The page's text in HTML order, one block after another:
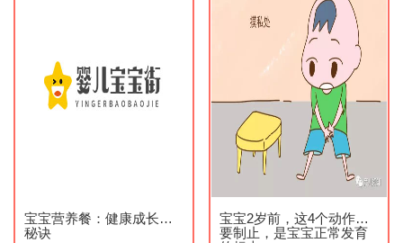
宝宝营养餐：健康成长的
秘诀
宝宝2岁前，这4个动作不
要制止，是宝宝正常发育